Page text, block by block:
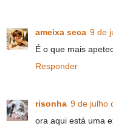
ameixa seca 9 de
É o que mais
Responder
risonha 9 de julho
ora aqui está uma